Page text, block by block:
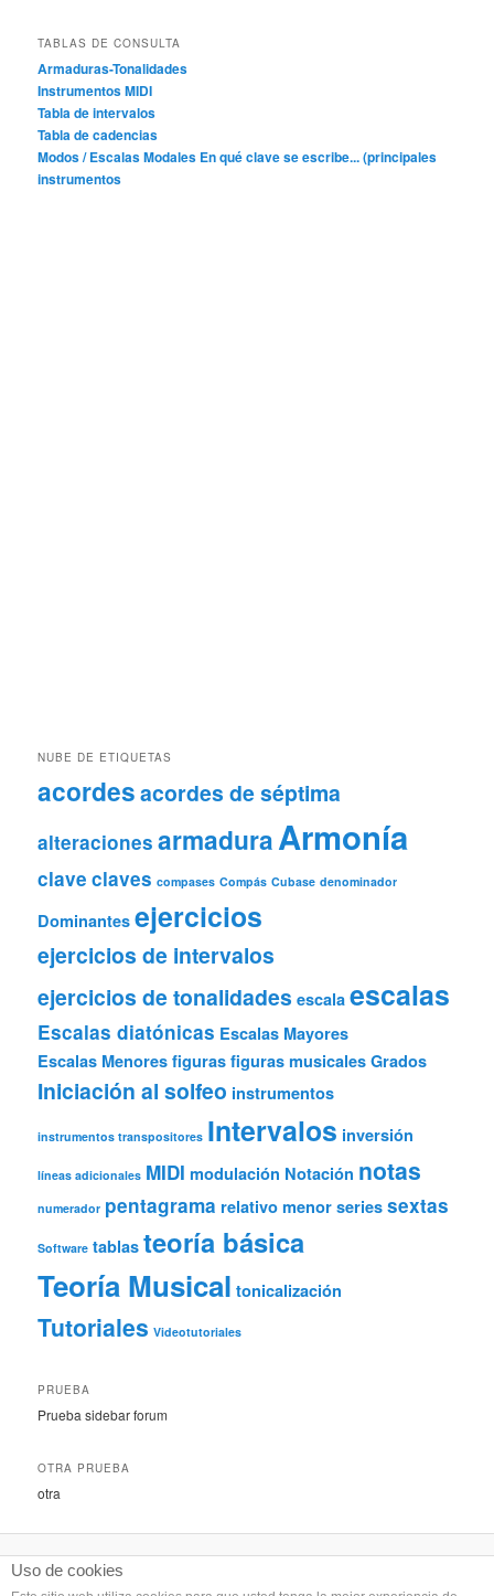
TABLAS DE CONSULTA
Armaduras-Tonalidades
Instrumentos MIDI
Tabla de intervalos
Tabla de cadencias
Modos / Escalas Modales En qué clave se escribe... (principales
instrumentos
NUBE DE ETIQUETAS
acordesacordes de séptima
alteraciones armaduraArmonía
clave claves compases Compás Cubase denominador
Dominantes ejercicios
ejercicios de intervalos
ejercicios de tonalidades escala escalas
Escalas diatónicas Escalas Mayores
Escalas Menores figuras figuras musicales Grados
Iniciación al solfeo instrumentos
instrumentos transpositores Intervalos inversión
líneas adicionales MIDI modulación Notación notas
numerador pentagrama relativo menor series sextas
Software tablas teoría básica
Teoría Musical tonicalización
Tutoriales Videotutoriales
PRUEBA
Prueba sidebar forum
OTRA PRUEBA
otra
Uso de cookies